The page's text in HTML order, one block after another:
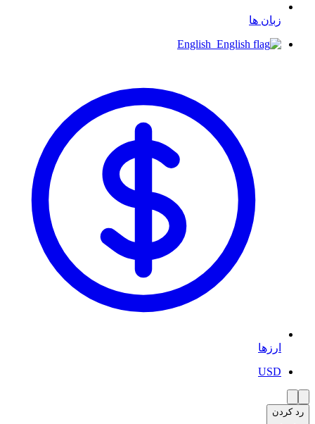
زبان ها
English
ارزها
USD
رد کردن